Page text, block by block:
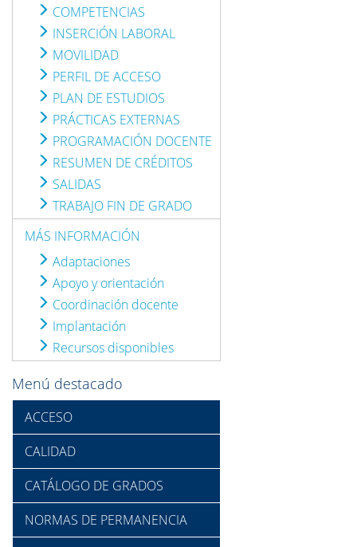
COMPETENCIAS
INSERCIÓN LABORAL
MOVILIDAD
PERFIL DE ACCESO
PLAN DE ESTUDIOS
PRÁCTICAS EXTERNAS
PROGRAMACIÓN DOCENTE
RESUMEN DE CRÉDITOS
SALIDAS
TRABAJO FIN DE GRADO
MÁS INFORMACIÓN
Adaptaciones
Apoyo y orientación
Coordinación docente
Implantación
Recursos disponibles
Menú destacado
ACCESO
CALIDAD
CATÁLOGO DE GRADOS
NORMAS DE PERMANENCIA